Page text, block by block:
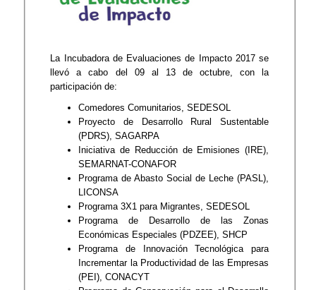
​La Incubadora de Evaluaciones de Impacto 2017 se
llevó a cabo del 09 al 13 de octubre, con la
participación de:
Comedores Comunitarios, SEDESOL
Proyecto de Desarrollo Rural Sustentable
(PDRS), SAGARPA
Iniciativa de Reducción de Emisiones (IRE),
SEMARNAT-CONAFOR
Programa de Abasto Social de Leche (PASL),
LICONSA
Programa 3X1 para Migrantes, SEDESOL
Programa de Desarrollo de las Zonas
Económicas Especiales (PDZEE), SHCP
Programa de Innovación Tecnológica para
Incrementar la Productividad de las Empresas
(PEI), CONACYT